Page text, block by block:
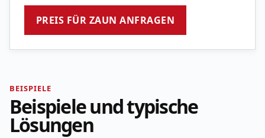
PREIS FÜR ZAUN ANFRAGEN
BEISPIELE
Beispiele und typische
Lösungen